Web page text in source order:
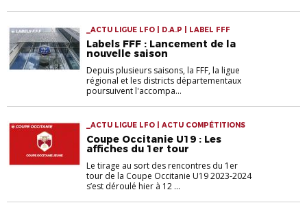
_ACTU LIGUE LFO | D.A.P | LABEL FFF
Labels FFF : Lancement de la
nouvelle saison
Depuis plusieurs saisons, la FFF, la ligue
régional et les districts départementaux
poursuivent l'accompa...
_ACTU LIGUE LFO | ACTU COMPÉTITIONS
Coupe Occitanie U19 : Les
affiches du 1er tour
Le tirage au sort des rencontres du 1er
tour de la Coupe Occitanie U19 2023-2024
s’est déroulé hier à 12 ...